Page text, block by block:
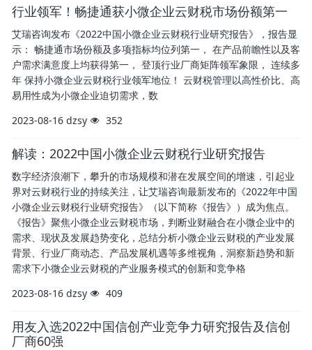
行业领军！畅捷通获小微企业云财税市场份额第一
艾瑞咨询发布《2022中国小微企业云财税行业研究报告》，报告显
示： 畅捷通市场份额及多项指标均位列第一， 在产品前瞻性以及客
户需求满意度上均获得第一， 登顶行业厂商矩阵领军象限， 连续多
年 保持小微企业云财税行业领军地位！ 云财税管理以高性价比、高
易用性成为小微企业迫切需求，数
2023-08-16 dzsy 352
解读：2022中国小微企业云财税行业研究报告
数字经济浪潮下，攀升的市场规模和潜在发展空间的增速，引起业
界对云财税行业的持续关注，让艾瑞咨询最新发布的《2022年中国
小微企业云财税行业研究报告》（以下简称《报告》）成为焦点。
《报告》聚焦小微企业云财税市场，判断业财融合在小微企业中的
需求、现状及发展趋势变化，总结分析小微企业云财税的产业发展
背景、行业厂商动态、产品发展机遇等多维视角，洞察新趋势和新
需求下小微企业云财税的产业服务模式的创新和竞争格
2023-08-16 dzsy 409
用友入选2022中国信创产业竞争力研究报告及信创
厂商60强